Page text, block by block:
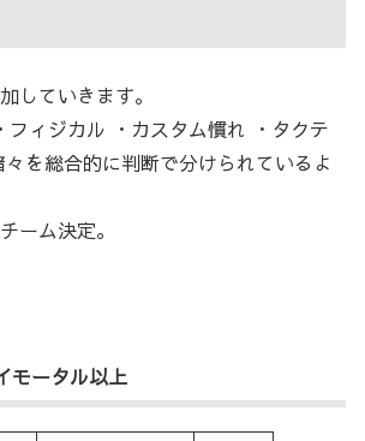
していきます。
ィジカル ・カスタム慣れ ・タクテ
を総合的に判断で分けられているよ
ーム決定。
ータル以上